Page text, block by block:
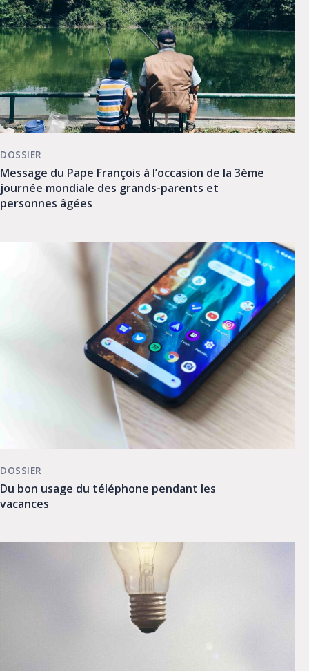
Message du Pape François à l’occasion de la 3ème
journée mondiale des grands-parents et
personnes âgées
DOSSIER
Du bon usage du téléphone pendant les
vacances
DOSSIER